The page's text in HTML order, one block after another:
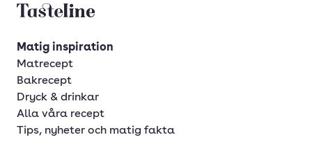
Tasteline startsida
Matig inspiration
Matrecept
Bakrecept
Dryck & drinkar
Alla våra recept
Tips, nyheter och matig fakta